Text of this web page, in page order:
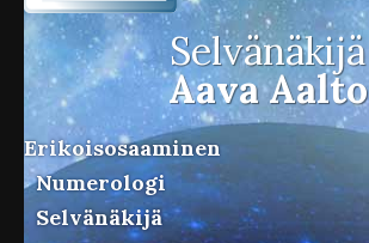
Selvänäkijä
Aava Aalto
Erikoisosaaminen
Numerologi
Selvänäkijä